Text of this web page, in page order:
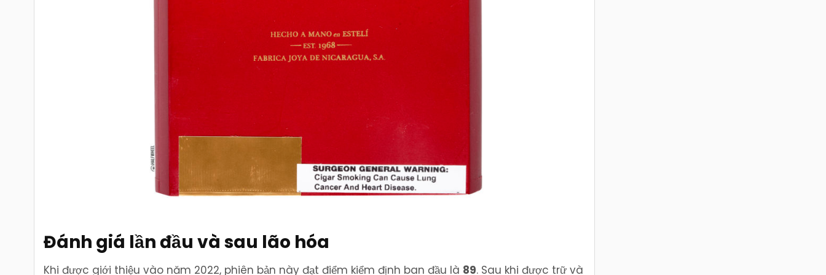
Đánh giá lần đầu và sau lão hóa
Khi được giới thiệu vào năm 2022, phiên bản này đạt điểm kiểm định ban đầu là 89. Sau khi được trữ và